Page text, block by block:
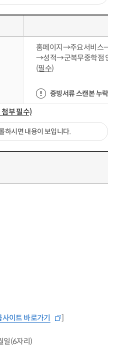
홈페이지→주요서비스→통
→성적→군복무중학점 인
(필수)
증빙서류 스캔본 누락 시
부 필수)
하시면 내용이 보입니다.
사이트 바로가기
]
일(6자리)